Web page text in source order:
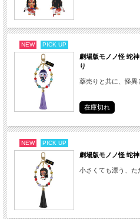
NEW PICK UP
劇場版モノノ怪 蛇
り
薬売りと共に、怪異
在庫切れ
NEW PICK UP
劇場版モノノ怪 蛇
小さくても漂う、た